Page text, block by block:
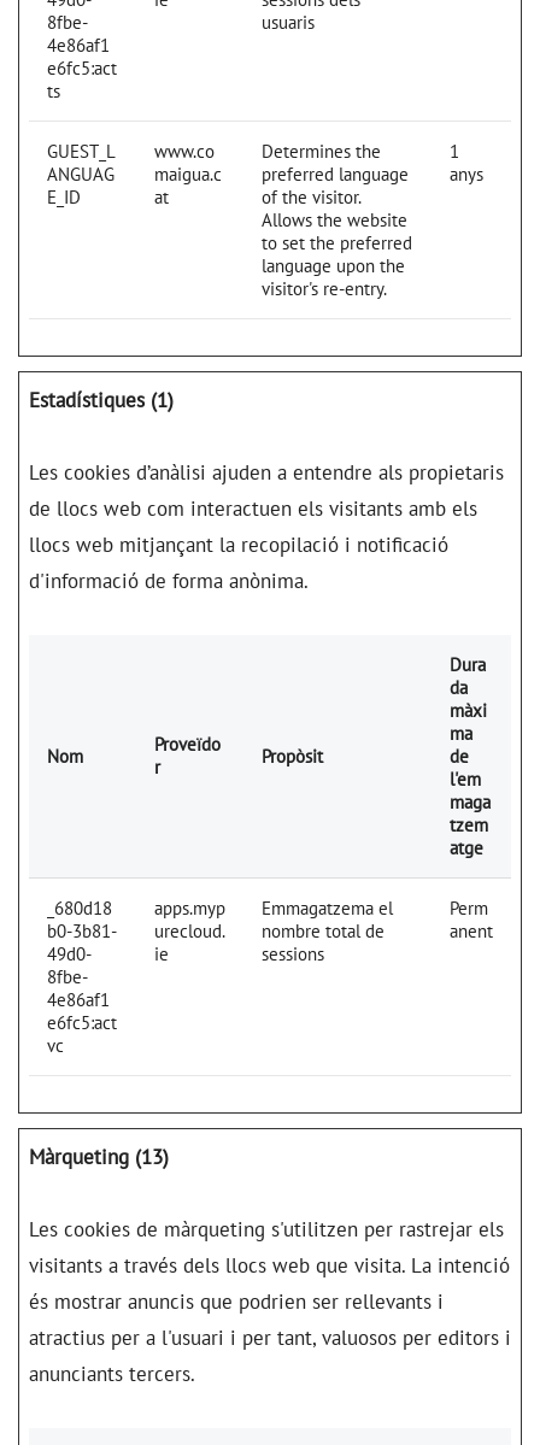
8fbe-
4e86af1
e6fc5:act
ts
usuaris
GUEST_L
ANGUAG
E_ID
www.co
maigua.c
at
Determines the
preferred language
of the visitor.
Allows the website
to set the preferred
language upon the
visitor's re-entry.
1
anys
Estadístiques (1)
Les cookies d’anàlisi ajuden a entendre als propietaris
de llocs web com interactuen els visitants amb els
llocs web mitjançant la recopilació i notificació
d'informació de forma anònima.
Nom
Proveïdo
r
Propòsit
Dura
da
màxi
ma
de
l'em
maga
tzem
atge
_680d18
b0-3b81-
49d0-
8fbe-
4e86af1
e6fc5:act
vc
apps.myp
urecloud.
ie
Emmagatzema el
nombre total de
sessions
Perm
anent
Màrqueting (13)
Les cookies de màrqueting s'utilitzen per rastrejar els
visitants a través dels llocs web que visita. La intenció
és mostrar anuncis que podrien ser rellevants i
atractius per a l'usuari i per tant, valuosos per editors i
anunciants tercers.